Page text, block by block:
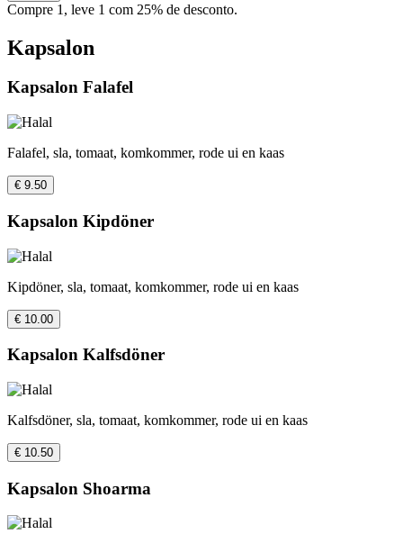
Compre 1, leve 1 com 25% de desconto.
Kapsalon
Kapsalon Falafel
Falafel, sla, tomaat, komkommer, rode ui en kaas
€ 9.50
Kapsalon Kipdöner
Kipdöner, sla, tomaat, komkommer, rode ui en kaas
€ 10.00
Kapsalon Kalfsdöner
Kalfsdöner, sla, tomaat, komkommer, rode ui en kaas
€ 10.50
Kapsalon Shoarma